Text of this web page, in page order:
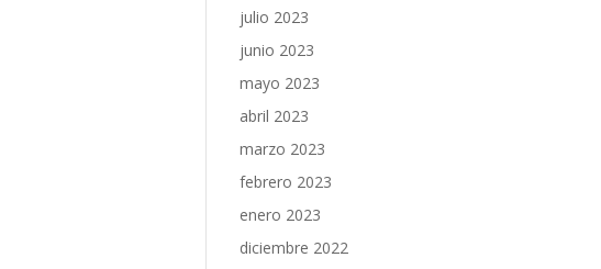
julio 2023
junio 2023
mayo 2023
abril 2023
marzo 2023
febrero 2023
enero 2023
diciembre 2022